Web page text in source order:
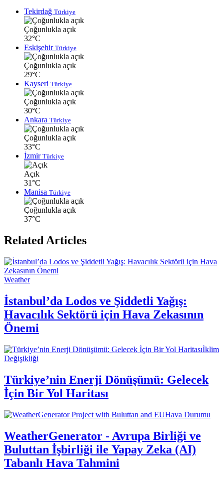
Tekirdağ Türkiye
Çoğunlukla açık
32°C
Eskişehir Türkiye
Çoğunlukla açık
29°C
Kayseri Türkiye
Çoğunlukla açık
30°C
Ankara Türkiye
Çoğunlukla açık
33°C
İzmir Türkiye
Açık
31°C
Manisa Türkiye
Çoğunlukla açık
37°C
Related Articles
Weather
İstanbul’da Lodos ve Şiddetli Yağış:
Havacılık Sektörü için Hava Zekasının
Önemi
İklim
Değişikliği
Türkiye’nin Enerji Dönüşümü: Gelecek
İçin Bir Yol Haritası
Hava Durumu
WeatherGenerator - Avrupa Birliği ve
Buluttan İşbirliği ile Yapay Zeka (AI)
Tabanlı Hava Tahmini